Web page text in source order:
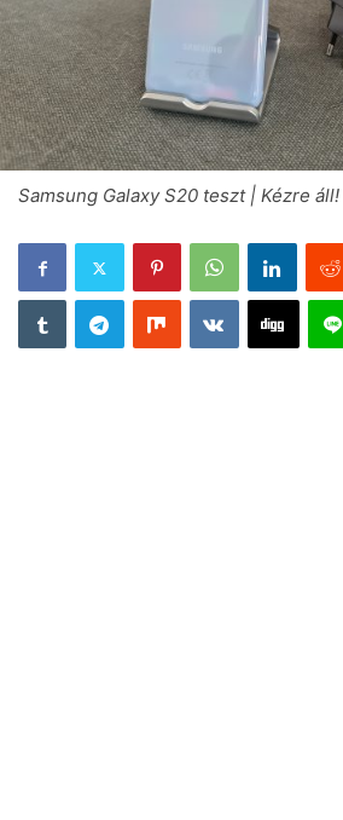
Samsung Galaxy S20 teszt | Kézre áll!